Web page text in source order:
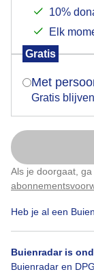
10%
Elk
Gratis
Met
Gratis
Als je doorgaat,
Heb je al een
Buienradar is
Buienradar en
−
Zondag
verschijnt